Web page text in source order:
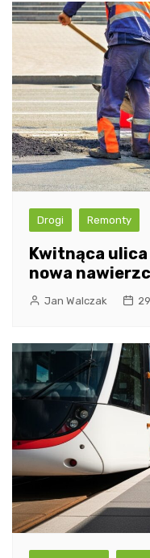
Drogi Remonty
Kwitnąca
nowa
Jan Walczak